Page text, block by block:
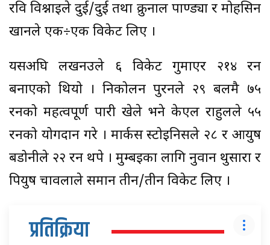
रवि विश्नाइले दुई/दुई तथा क्रुनाल पाण्ड्या र मोहसिन
खानले एक÷एक विकेट लिए ।
यसअघि लखनउले ६ विकेट गुमाएर २१४ रन
बनाएको थियो । निकोलन पुरनले २९ बलमै ७५
रनको महत्वपूर्ण पारी खेले भने केएल राहुलले ५५
रनको योगदान गरे । मार्कस स्टोइनिसले २८ र आयुष
बडोनीले २२ रन थपे । मुम्बइका लागि नुवान थुसारा र
पियुष चावलाले समान तीन/तीन विकेट लिए ।
प्रतिक्रिया